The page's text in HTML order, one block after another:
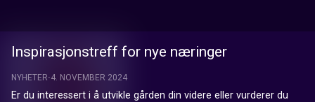
Inspirasjonstreff for nye næringer
NYHETER 4. NOVEMBER 2024
Er du interessert i å utvikle gården din videre eller vurderer du